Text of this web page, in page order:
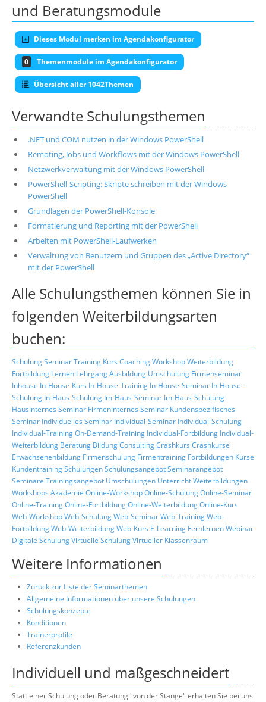
und Beratungsmodule
Dieses Modul merken im Agendakonfigurator
0 Themenmodule im Agendakonfigurator
Übersicht aller 1042Themen
Verwandte Schulungsthemen
.NET und COM nutzen in der Windows PowerShell
Remoting, Jobs und Workflows mit der Windows PowerShell
Netzwerkverwaltung mit der Windows PowerShell
PowerShell-Scripting: Skripte schreiben mit der Windows
PowerShell
Grundlagen der PowerShell-Konsole
Formatierung und Reporting mit der PowerShell
Arbeiten mit PowerShell-Laufwerken
Verwaltung von Benutzern und Gruppen des „Active Directory“
mit der PowerShell
Alle Schulungsthemen können Sie in
folgenden Weiterbildungsarten
buchen:
SchulungSeminarTraining Kurs CoachingWorkshopWeiterbildung
Fortbildung Lernen LehrgangAusbildung Umschulung Firmenseminar
Inhouse In-House-Kurs In-House-Training In-House-Seminar In-House-
Schulung In-Haus-Schulung Im-Haus-Seminar Im-Haus-Schulung
Hausinternes Seminar Firmeninternes Seminar Kundenspezifisches
Seminar Individuelles Seminar Individual-Seminar Individual-Schulung
Individual-TrainingOn-Demand-Training Individual-Fortbildung Individual-
Weiterbildung Beratung BildungConsultingCrashkurs Crashkurse
Erwachsenenbildung Firmenschulung Firmentraining Fortbildungen Kurse
KundentrainingSchulungenSchulungsangebotSeminarangebot
Seminare Trainingsangebot Umschulungen UnterrichtWeiterbildungen
Workshops Akademie Online-WorkshopOnline-SchulungOnline-Seminar
Online-TrainingOnline-FortbildungOnline-WeiterbildungOnline-Kurs
Web-WorkshopWeb-SchulungWeb-SeminarWeb-TrainingWeb-
FortbildungWeb-WeiterbildungWeb-Kurs E-Learning FernlernenWebinar
Digitale SchulungVirtuelle SchulungVirtueller Klassenraum
Weitere Informationen
Zurück zur Liste der Seminarthemen
Allgemeine Informationen über unsere Schulungen
Schulungskonzepte
Konditionen
Trainerprofile
Referenzkunden
Individuell und maßgeschneidert
Statt einer Schulung oder Beratung "von der Stange" erhalten Sie bei uns